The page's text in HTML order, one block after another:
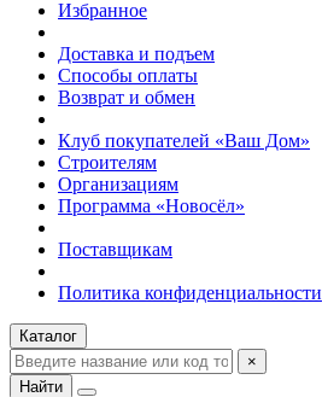
Избранное
Доставка и подъем
Способы оплаты
Возврат и обмен
Клуб покупателей «Ваш Дом»
Строителям
Организациям
Программа «Новосёл»
Поставщикам
Политика конфиденциальности
Каталог
×
Найти